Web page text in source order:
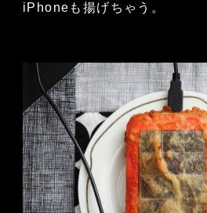
iPhoneも揚げちゃう。